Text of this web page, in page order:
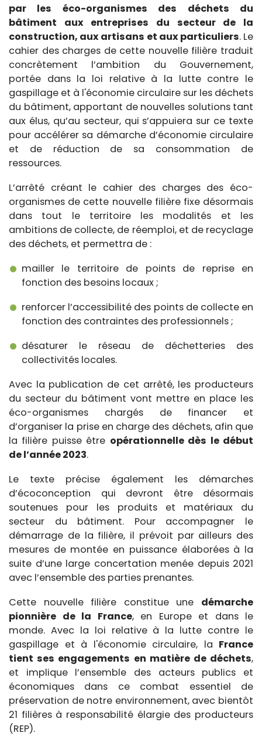
par les éco-organismes des déchets du
bâtiment aux entreprises du secteur de la
construction, aux artisans et aux particuliers. Le
cahier des charges de cette nouvelle filière traduit
concrètement l’ambition du Gouvernement,
portée dans la loi relative à la lutte contre le
gaspillage et à l'économie circulaire sur les déchets
du bâtiment, apportant de nouvelles solutions tant
aux élus, qu’au secteur, qui s’appuiera sur ce texte
pour accélérer sa démarche d’économie circulaire
et de réduction de sa consommation de
ressources.
L’arrêté créant le cahier des charges des éco-
organismes de cette nouvelle filière fixe désormais
dans tout le territoire les modalités et les
ambitions de collecte, de réemploi, et de recyclage
des déchets, et permettra de :
mailler le territoire de points de reprise en
fonction des besoins locaux ;
renforcer l’accessibilité des points de collecte en
fonction des contraintes des professionnels ;
désaturer le réseau de déchetteries des
collectivités locales.
Avec la publication de cet arrêté, les producteurs
du secteur du bâtiment vont mettre en place les
éco-organismes chargés de financer et
d’organiser la prise en charge des déchets, afin que
la filière puisse être opérationnelle dès le début
de l’année 2023.
Le texte précise également les démarches
d’écoconception qui devront être désormais
soutenues pour les produits et matériaux du
secteur du bâtiment. Pour accompagner le
démarrage de la filière, il prévoit par ailleurs des
mesures de montée en puissance élaborées à la
suite d’une large concertation menée depuis 2021
avec l’ensemble des parties prenantes.
Cette nouvelle filière constitue une démarche
pionnière de la France, en Europe et dans le
monde. Avec la loi relative à la lutte contre le
gaspillage et à l'économie circulaire, la France
tient ses engagements en matière de déchets,
et implique l’ensemble des acteurs publics et
économiques dans ce combat essentiel de
préservation de notre environnement, avec bientôt
21 filières à responsabilité élargie des producteurs
(REP).